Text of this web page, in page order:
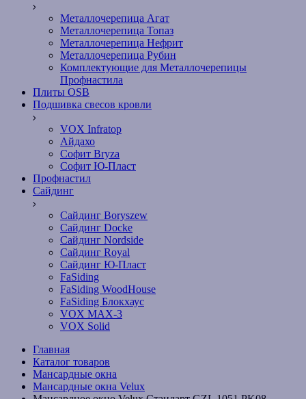
Металлочерепица Агат
Металлочерепица Топаз
Металлочерепица Нефрит
Металлочерепица Рубин
Комплектующие для Металлочерепицы
Профнастила
Плиты OSB
Подшивка свесов кровли
VOX Infratop
Айдахо
Софит Bryza
Софит Ю-Пласт
Профнастил
Сайдинг
Сайдинг Boryszew
Сайдинг Docke
Сайдинг Nordside
Сайдинг Royal
Сайдинг Ю-Пласт
FaSiding
FaSiding WoodHouse
FaSiding Блокхаус
VOX MAX-3
VOX Solid
Главная
Каталог товаров
Мансардные окна
Мансардные окна Velux